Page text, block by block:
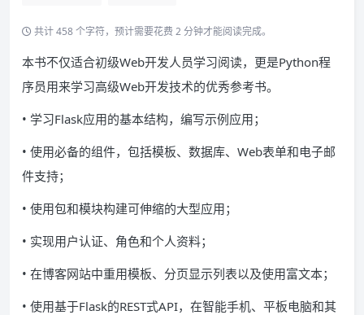
共计 458 个字符，预计需要花费 2 分钟才能阅读完成。
本书不仅适合初级Web开发人员学习阅读，更是Python程
序员用来学习高级Web开发技术的优秀参考书。
• 学习Flask应用的基本结构，编写示例应用；
• 使用必备的组件，包括模板、数据库、Web表单和电子邮
件支持；
• 使用包和模块构建可伸缩的大型应用；
• 实现用户认证、角色和个人资料；
• 在博客网站中重用模板、分页显示列表以及使用富文本；
• 使用基于Flask的REST式API，在智能手机、平板电脑和其